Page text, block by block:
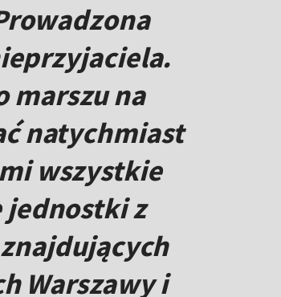
marszu na
natychmiast
wszystkie
jednostki z
Warszawy i